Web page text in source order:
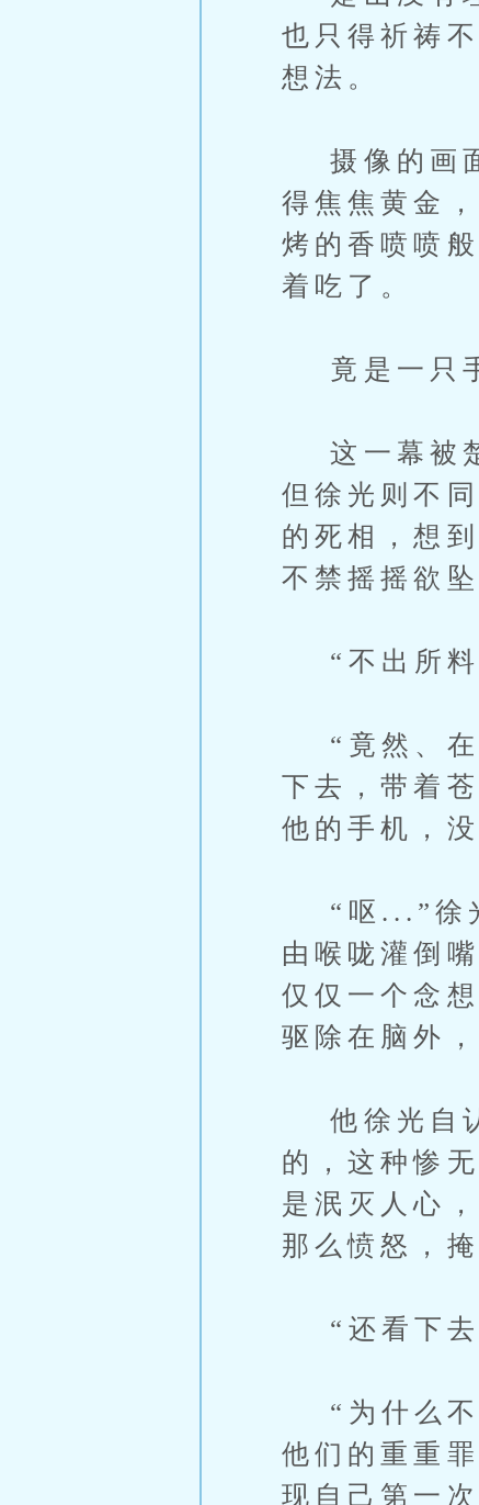
也只得祈祷
想法。
摄像的画面
得焦焦黄金
烤的香喷喷
着吃了。
竟是一只手
这一幕被楚
但徐光则不
的死相，想
不禁摇摇欲坠
“不出所料
“竟然、在
下去，带着
他的手机，没
“呕...”徐光
由喉咙灌倒
仅仅一个念
驱除在脑外
他徐光自认
的，这种惨
是泯灭人心
那么愤怒，
“还看下去
“为什么不
他们的重重
现自己第一